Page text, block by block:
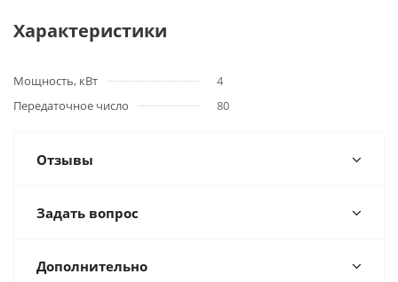
Характеристики
Мощность, кВт
4
Передаточное число
80
Отзывы
Задать вопрос
Дополнительно